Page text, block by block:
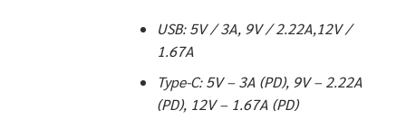
USB: 5V / 3A, 9V / 2.22A,12V /
1.67A
Type-C: 5V – 3A (PD), 9V – 2.22A
(PD), 12V – 1.67A (PD)